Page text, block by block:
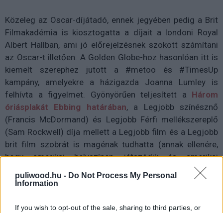
puliwood.hu - Do Not Process My Personal
Information
If you wish to opt-out of the sale, sharing to third parties, or
Közeleg az Oscar-díjátadó, ennek jegyében pedig a Brit
Filmakadémia is kiosztogatta a díjait a londoni Royal
Albert Hallban, ami jó előrejelzésnek szokott számítani
az Oscar-t illetően. A Golden Globe-hoz hasonlóan itt is
kiemelt szerephez jutott a #metoo és #TimesUp
kampány, amelyekre a házigazda Joanna Lumley is
felhívta a figyelmet. Gyönyörűen teljesített a Három
óriásplakát Ebbing
határában, a Legjobb színésznő
(Francis McDormand) és Legjobb Férfi mellékszereplő
(Sam Rockwell) díja mellett a Legjobb film és a Legjobb
brit film szobrát is magénak tudhatta (annak ellenére,
hogy amerikai helyszínen játszódik és amerikai
színészekkel, angol pénzből és angol író-rendezővel
készült), deA víz érintésesem szégyenkezhetett,
A legsötétebb óráértGary Oldman is behúzta a díjat,